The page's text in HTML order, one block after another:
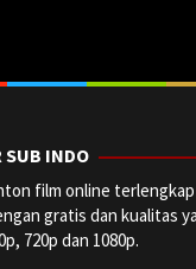
SUB INDO
film online
gratis dan kualitas
720p dan 1080p.